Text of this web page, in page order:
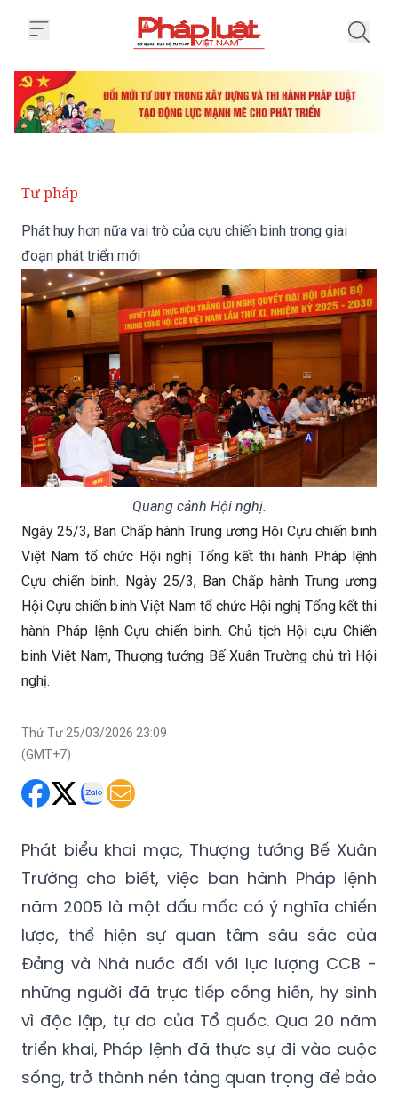
Tư pháp
Phát huy hơn nữa vai trò của cựu chiến binh trong giai
đoạn phát triển mới
Quang cảnh Hội nghị.
Ngày 25/3, Ban Chấp hành Trung ương Hội Cựu chiến binh
Việt Nam tổ chức Hội nghị Tổng kết thi hành Pháp lệnh
Cựu chiến binh. Ngày 25/3, Ban Chấp hành Trung ương
Hội Cựu chiến binh Việt Nam tổ chức Hội nghị Tổng kết thi
hành Pháp lệnh Cựu chiến binh. Chủ tịch Hội cựu Chiến
binh Việt Nam, Thượng tướng Bế Xuân Trường chủ trì Hội
nghị.
Thứ Tư 25/03/2026 23:09
(GMT+7)
Phát biểu khai mạc, Thượng tướng Bế Xuân
Trường cho biết, việc ban hành Pháp lệnh
năm 2005 là một dấu mốc có ý nghĩa chiến
lược, thể hiện sự quan tâm sâu sắc của
Đảng và Nhà nước đối với lực lượng CCB -
những người đã trực tiếp cống hiến, hy sinh
vì độc lập, tự do của Tổ quốc. Qua 20 năm
triển khai, Pháp lệnh đã thực sự đi vào cuộc
sống, trở thành nền tảng quan trọng để bảo